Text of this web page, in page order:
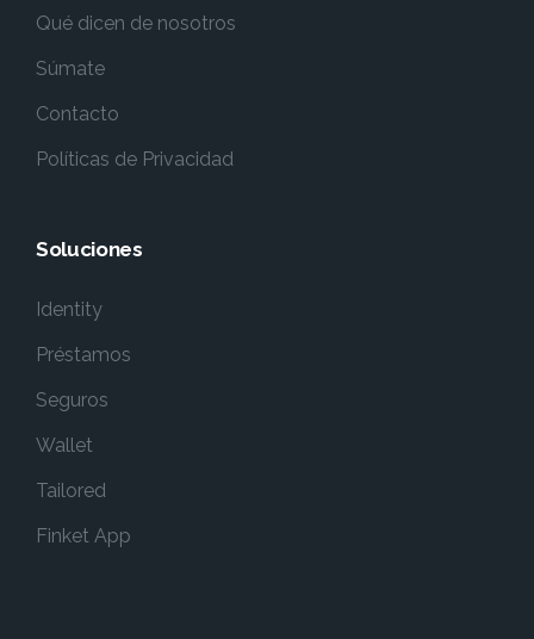
Qué dicen de nosotros
Súmate
Contacto
Políticas de Privacidad
Soluciones
Identity
Préstamos
Seguros
Wallet
Tailored
Finket App